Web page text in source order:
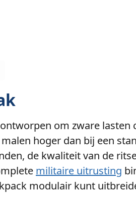
om zware
hoger dan bij een
de kwaliteit van de
militaire uitrusting
modulair kunt